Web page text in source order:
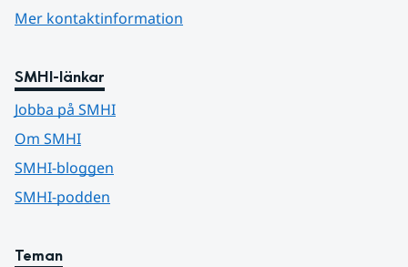
Mer kontaktinformation
SMHI-länkar
Jobba på SMHI
Om SMHI
SMHI-bloggen
SMHI-podden
Teman